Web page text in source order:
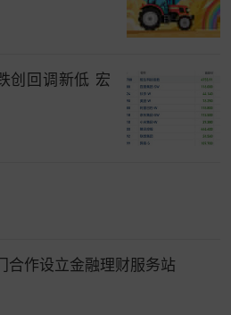
势，无疑已更令不少业内人
驻东京的高级投
表示，“9月通常是货
份，也是预期市场走势的月
高级投资组合经理
长期收益率走高的‘九月现
美元，显然正在助推这一
创回调新低 宏
合作设立金融理财服务站